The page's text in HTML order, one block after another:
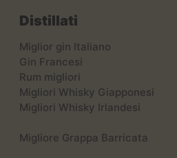
Distillati
Miglior gin Italiano
Gin Francesi
Rum migliori
Migliori Whisky Giapponesi
Migliori Whisky Irlandesi
Migliore Grappa Barricata